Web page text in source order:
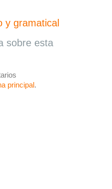
y gramatical
sobre esta
principal.